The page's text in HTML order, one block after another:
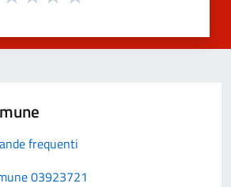
frequenti
03923721